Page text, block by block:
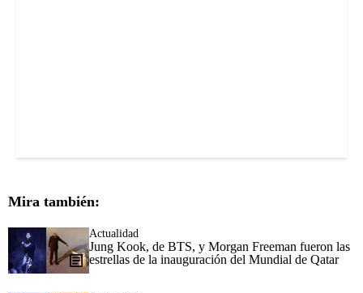
Mira también:
Actualidad
Jung Kook, de BTS, y Morgan Freeman fueron las
estrellas de la inauguración del Mundial de Qatar